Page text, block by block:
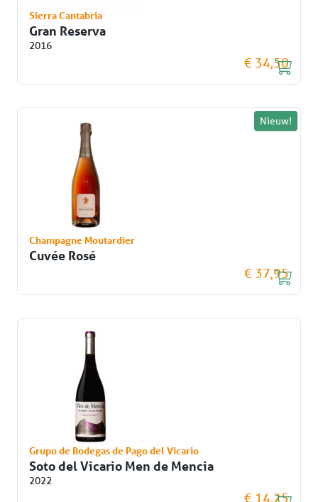
Sierra Cantabria
Gran Reserva
2016
€ 34,50
Nieuw!
Champagne Moutardier
Cuvée Rosé
€ 37,95
Grupo de Bodegas de Pago del Vicario
Soto del Vicario Men de Mencia
2022
€ 14,25